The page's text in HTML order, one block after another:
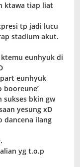
ktawa tiap liat
tp jadi lucu
stadium akut.
eunhyuk di
eunhyuk
booreune’
sukses bkin gw
yesung xD
dancena ilang
yg t.o.p